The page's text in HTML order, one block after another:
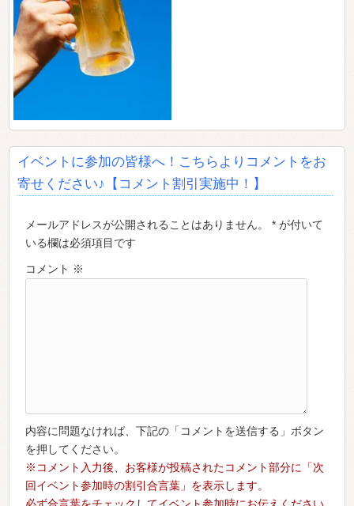
イベントに参加の皆様へ！こちらよりコメントをお
寄せください♪【コメント割引実施中！】
メールアドレスが公開されることはありません。 * が付いて
いる欄は必須項目です
コメント ※
内容に問題なければ、下記の「コメントを送信する」ボタン
を押してください。
※コメント入力後、お客様が投稿されたコメント部分に「次
回イベント参加時の割引合言葉」を表示します。